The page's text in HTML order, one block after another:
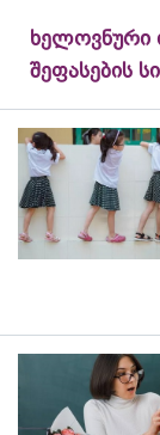
ხელოვნური
შეფასების